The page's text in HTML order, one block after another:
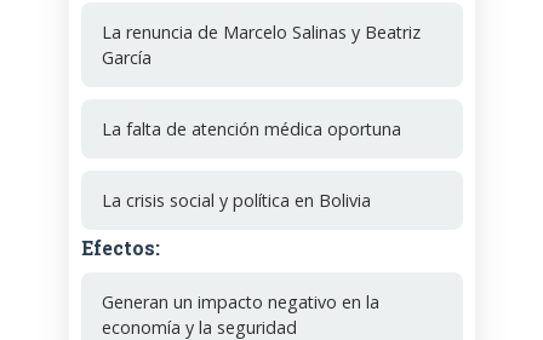
La renuncia de Marcelo Salinas y Beatriz
García
La falta de atención médica oportuna
La crisis social y política en Bolivia
Efectos:
Generan un impacto negativo en la
economía y la seguridad